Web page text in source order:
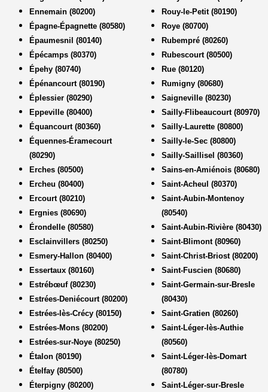
Ennemain (80200)
Épagne-Épagnette (80580)
Épaumesnil (80140)
Épécamps (80370)
Épehy (80740)
Épénancourt (80190)
Éplessier (80290)
Eppeville (80400)
Équancourt (80360)
Équennes-Éramecourt
(80290)
Erches (80500)
Ercheu (80400)
Ercourt (80210)
Ergnies (80690)
Érondelle (80580)
Esclainvillers (80250)
Esmery-Hallon (80400)
Essertaux (80160)
Estrébœuf (80230)
Estrées-Deniécourt (80200)
Estrées-lès-Crécy (80150)
Estrées-Mons (80200)
Estrées-sur-Noye (80250)
Étalon (80190)
Ételfay (80500)
Éterpigny (80200)
Rouy-le-Petit (80190)
Roye (80700)
Rubempré (80260)
Rubescourt (80500)
Rue (80120)
Rumigny (80680)
Saigneville (80230)
Sailly-Flibeaucourt (80970)
Sailly-Laurette (80800)
Sailly-le-Sec (80800)
Sailly-Saillisel (80360)
Sains-en-Amiénois (80680)
Saint-Acheul (80370)
Saint-Aubin-Montenoy
(80540)
Saint-Aubin-Rivière (80430)
Saint-Blimont (80960)
Saint-Christ-Briost (80200)
Saint-Fuscien (80680)
Saint-Germain-sur-Bresle
(80430)
Saint-Gratien (80260)
Saint-Léger-lès-Authie
(80560)
Saint-Léger-lès-Domart
(80780)
Saint-Léger-sur-Bresle